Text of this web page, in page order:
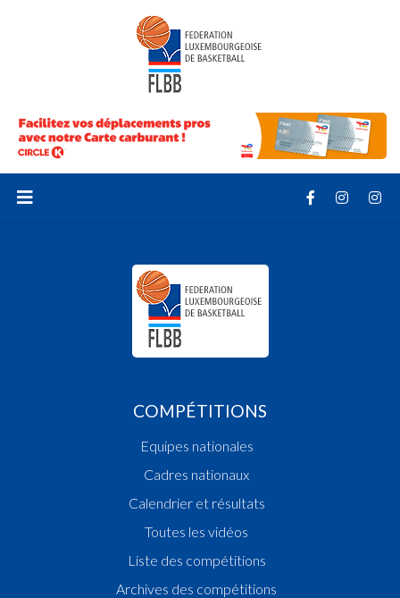
COMPÉTITIONS
Equipes nationales
Cadres nationaux
Calendrier et résultats
Toutes les vidéos
Liste des compétitions
Archives des compétitions